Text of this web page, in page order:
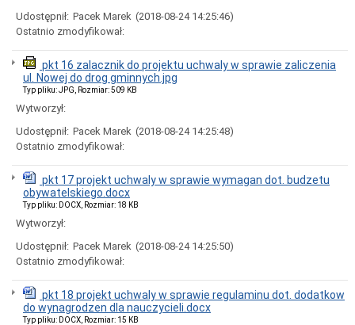
Miasta)
Migowy
w
UM
Zbędne
składniki
Skargi
wnioski,
petycje
Procedura
dokonywania
zgłoszeń
naruszeń
prawa
podejmowania
działań
następczych
Udostępnił: Pacek Marek (2018-08-24 14:25:46)
Ostatnio zmodyfikował:
pkt 16 zalacznik do projektu uchwaly w sprawie zaliczenia
ul. Nowej do drog gminnych.jpg
Typ pliku: JPG, Rozmiar: 509 KB
Wytworzył:
Udostępnił: Pacek Marek (2018-08-24 14:25:48)
Ostatnio zmodyfikował:
pkt 17 projekt uchwaly w sprawie wymagan dot. budzetu
obywatelskiego.docx
Typ pliku: DOCX, Rozmiar: 18 KB
Wytworzył:
Udostępnił: Pacek Marek (2018-08-24 14:25:50)
Ostatnio zmodyfikował:
pkt 18 projekt uchwaly w sprawie regulaminu dot. dodatkow
do wynagrodzen dla nauczycieli.docx
Typ pliku: DOCX, Rozmiar: 15 KB